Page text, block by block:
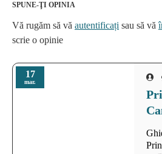
17
mar.
SPUNE-ŢI OPINIA
Vă rugăm să vă autentificați sau să vă
scrie o opinie